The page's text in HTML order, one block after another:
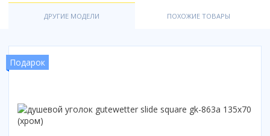
До 200 см
Сифоны
Коврик для душевой кабины
Смотреть все
ДРУГИЕ МОДЕЛИ ПОХОЖИЕ ТОВАРЫ
Подарок